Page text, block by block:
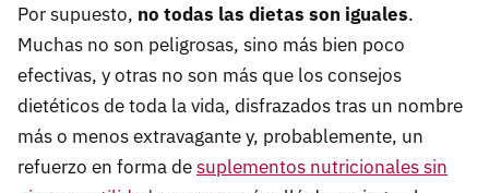
Por supuesto, no todas las dietas son iguales.
Muchas no son peligrosas, sino más bien poco
efectivas, y otras no son más que los consejos
dietéticos de toda la vida, disfrazados tras un nombre
más o menos extravagante y, probablemente, un
refuerzo en forma desuplementos nutricionales sin